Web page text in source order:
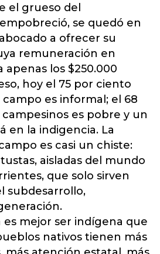
el grueso del
se quedó en
a ofrecer su
remuneración en
los $250.000
hoy el 75 por ciento
es informal; el 68
es pobre y un
en la indigencia. La
es casi un chiste:
aisladas del mundo
que solo sirven
subdesarrollo,
es mejor ser indígena que
nativos tienen más